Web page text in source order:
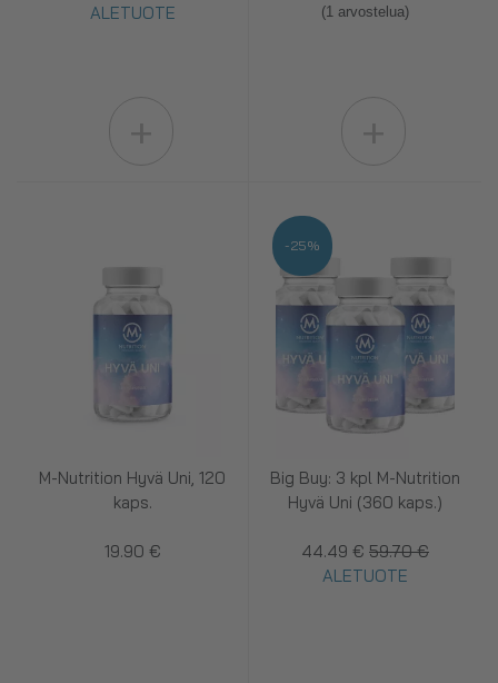
ALETUOTE
(1 arvostelua)
M-Nutrition Hyvä Uni, 120
kaps.
19.90 €
Big Buy: 3 kpl M-Nutrition
Hyvä Uni (360 kaps.)
44.49 € 59.70 €
ALETUOTE
-25%